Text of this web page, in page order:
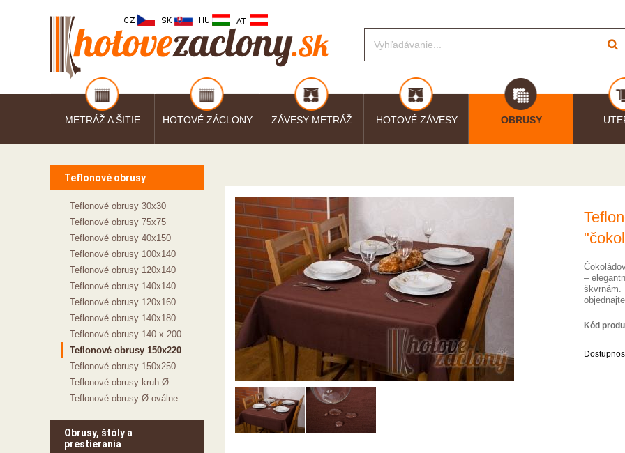
METRÁŽ A ŠITIE HOTOVÉ ZÁCLONY ZÁVESY METRÁŽ HOTOVÉ ZÁVESY OBRUSY
Teflonové obrusy
Teflonové obrusy 30x30
Teflonové obrusy 75x75
Teflonové obrusy 40x150
Teflonové obrusy 100x140
Teflonové obrusy 120x140
Teflonové obrusy 140x140
Teflonové obrusy 120x160
Teflonové obrusy 140x180
Teflonové obrusy 140 x 200
Teflonové obrusy 150x220
Teflonové obrusy 150x250
Teflonové obrusy kruh Ø
Teflonové obrusy Ø oválne
Obrusy, štóly a
prestierania
–
škvrnám.
Kód